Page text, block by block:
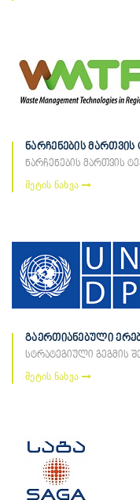
ნარჩენების
ნარჩენების მართვის
მეტის ნახვა
გაერთიანებული
სტრატეგიული გეგმის
მეტის ნახვა